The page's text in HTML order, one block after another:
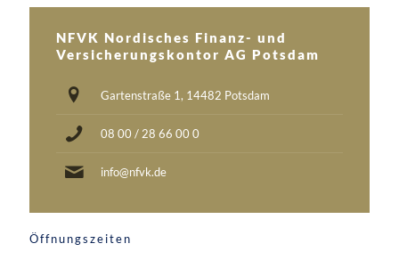
NFVK Nordisches Finanz- und
Versicherungskontor AG Potsdam
Gartenstraße 1, 14482 Potsdam
08 00 / 28 66 00 0
info@nfvk.de
Öffnungszeiten